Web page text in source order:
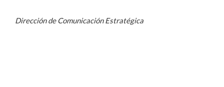
Dirección de Comunicación Estratégica